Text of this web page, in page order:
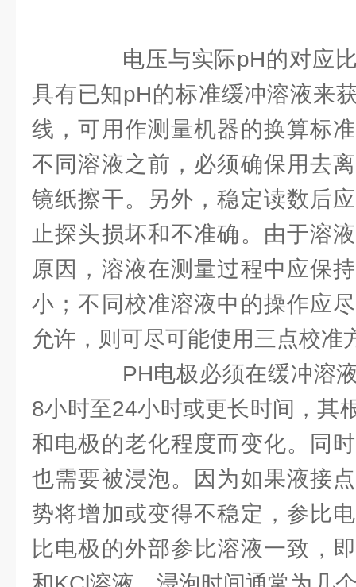
电压与实际pH的对应比
具有已知pH的标准缓冲溶液来
线，可用作测量机器的换算标
不同溶液之前，必须确保用去
镜纸擦干。另外，稳定读数后
止探头损坏和不准确。由于溶
原因，溶液在测量过程中应保
小；不同校准溶液中的操作应
允许，则可尽可能使用三点校准
PH电极必须在缓冲溶液
8小时至24小时或更长时间，其
和电极的老化程度而变化。同
也需要被浸泡。因为如果液接
势将增加或变得不稳定，参比
比电极的外部参比溶液一致，